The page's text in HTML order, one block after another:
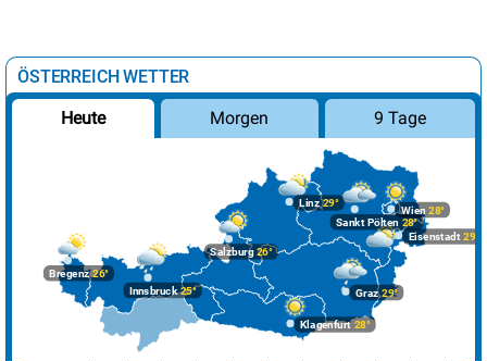
ÖSTERREICH WETTER
Heute Morgen 9 Tage
Bregenz26°
Graz29°
Innsbruck25°
Klagenfurt 28°
Linz29°
Salzburg26°
Wien 28°
Eisenstadt 29°
Sankt Pölten 28°